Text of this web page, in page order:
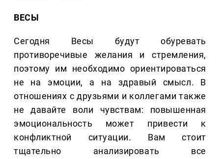
ВЕСЫ
Сегодня Весы будут обуревать
противоречивые желания и стремления,
поэтому им необходимо ориентироваться
не на эмоции, а на здравый смысл. В
отношениях с друзьями и коллегами также
не давайте воли чувствам: повышенная
эмоциональность может привести к
конфликтной ситуации. Вам стоит
тщательно анализировать все